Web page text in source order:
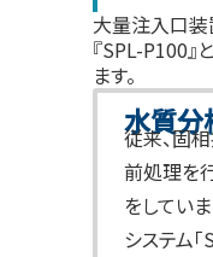
大量注入口装
『SPL-P100
ます。
水質分
従来、固
前処理を
をしてい
システム